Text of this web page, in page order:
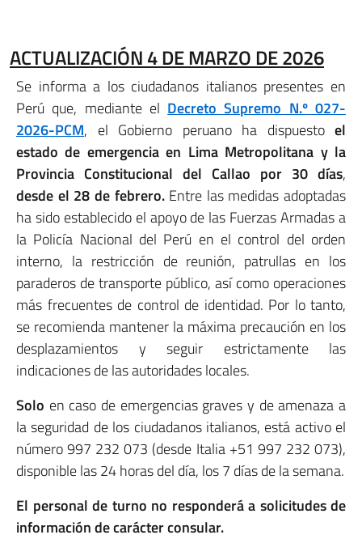
ACTUALIZACIÓN 4 DE MARZO DE 2026
Se informa a los ciudadanos italianos presentes en
Perú que, mediante el Decreto Supremo N.º 027-
2026-PCM, el Gobierno peruano ha dispuesto el
estado de emergencia en Lima Metropolitana y la
Provincia Constitucional del Callao por 30 días,
desde el 28 de febrero.Entre las medidas adoptadas
ha sido establecido el apoyo de las Fuerzas Armadas a
la Policía Nacional del Perú en el control del orden
interno, la restricción de reunión, patrullas en los
paraderos de transporte público, así como operaciones
más frecuentes de control de identidad. Por lo tanto,
se recomienda mantener la máxima precaución en los
desplazamientos y seguir estrictamente las
indicaciones de las autoridades locales.
Solo en caso de emergencias graves y de amenaza a
la seguridad de los ciudadanos italianos, está activo el
número 997 232 073 (desde Italia +51 997 232 073),
disponible las 24 horas del día, los 7 días de la semana.
El personal de turno no responderá a solicitudes de
información de carácter consular.